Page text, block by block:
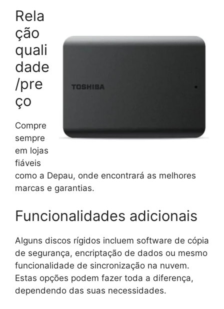
Rela
ção
quali
dade
/pre
ço
Compre
sempre
em lojas
fiáveis
como a Depau, onde encontrará as melhores
marcas e garantias.
Funcionalidades adicionais
Alguns discos rígidos incluem software de cópia
de segurança, encriptação de dados ou mesmo
funcionalidade de sincronização na nuvem.
Estas opções podem fazer toda a diferença,
dependendo das suas necessidades.